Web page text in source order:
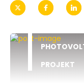
PROJEKT